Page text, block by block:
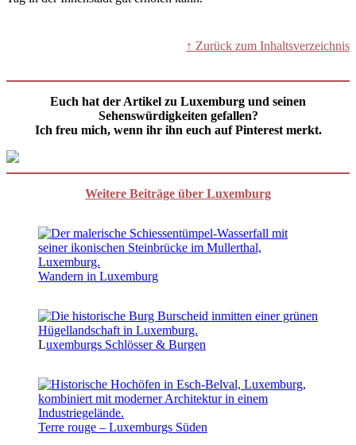
↑ Zurück zum Inhaltsverzeichnis
Euch hat der Artikel zu Luxemburg und seinen
Sehenswürdigkeiten gefallen?
Ich freu mich, wenn ihr ihn euch auf Pinterest merkt.
Weitere Beiträge über Luxemburg
Wandern in Luxemburg
Luxemburgs Schlösser & Burgen
Terre rouge – Luxemburgs Süden